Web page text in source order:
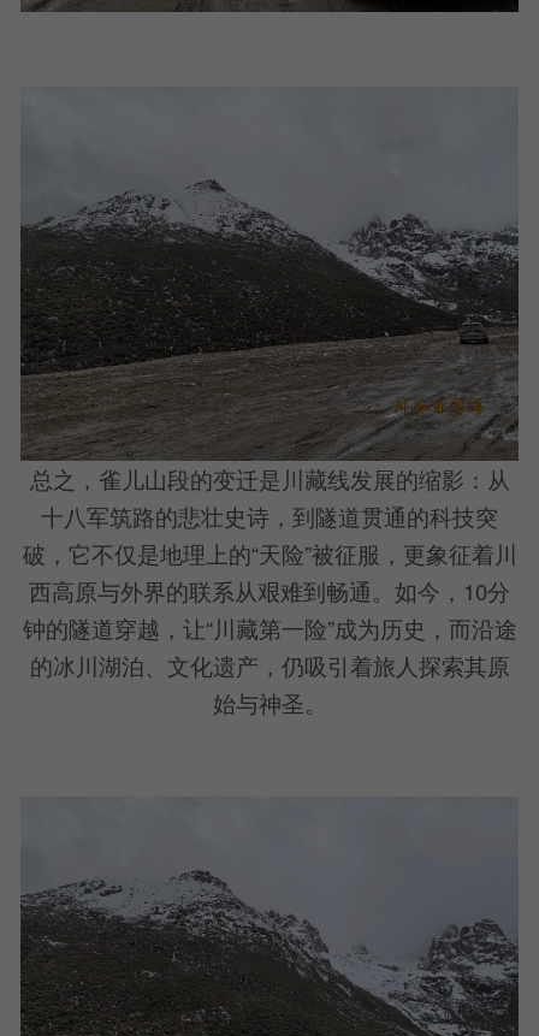
总之，雀儿山段的变迁是川藏线发展的缩影：从
十八军筑路的悲壮史诗，到隧道贯通的科技突
破，它不仅是地理上的“天险”被征服，更象征着川
西高原与外界的联系从艰难到畅通。如今，10分
钟的隧道穿越，让“川藏第一险”成为历史，而沿途
的冰川湖泊、文化遗产，仍吸引着旅人探索其原
始与神圣。